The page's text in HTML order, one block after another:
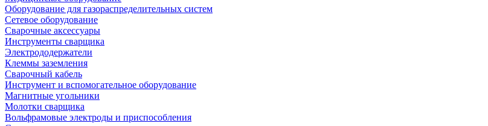
Оборудование для газораспределительных систем
Сетевое оборудование
Сварочные аксессуары
Инструменты сварщика
Электрододержатели
Клеммы заземления
Сварочный кабель
Инструмент и вспомогательное оборудование
Магнитные угольники
Молотки сварщика
Вольфрамовые электроды и приспособления